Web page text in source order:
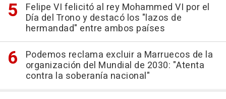
Felipe VI felicitó al rey Mohammed VI por el
Día del Trono y destacó los "lazos de
hermandad" entre ambos países
Podemos reclama excluir a Marruecos de la
organización del Mundial de 2030: "Atenta
contra la soberanía nacional"